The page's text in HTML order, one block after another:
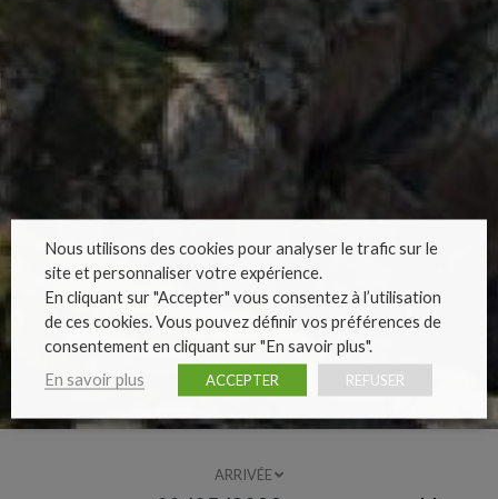
ARRIVÉE
Nous utilisons des cookies pour analyser le trafic sur le
site et personnaliser votre expérience.
En cliquant sur "Accepter" vous consentez à l’utilisation
de ces cookies. Vous pouvez définir vos préférences de
consentement en cliquant sur "En savoir plus".
En savoir plus
ACCEPTER REFUSER